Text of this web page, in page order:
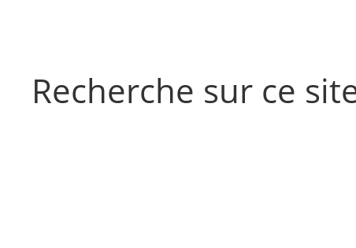
Recherche sur ce